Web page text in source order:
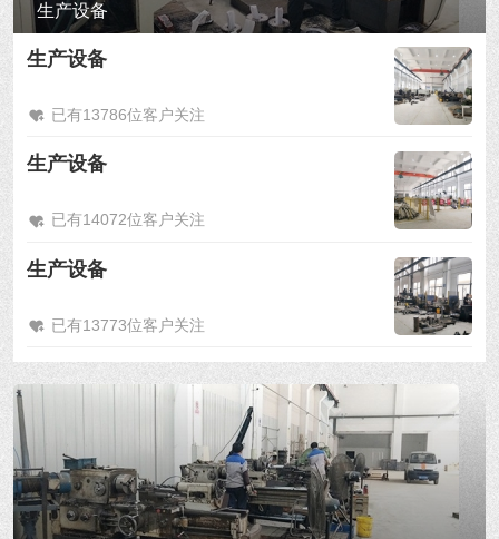
生产设备
生产设备
已有13786位客户关注
生产设备
已有14072位客户关注
生产设备
已有13773位客户关注